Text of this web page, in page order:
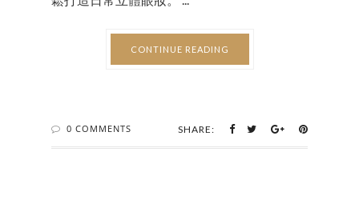
CONTINUE READING
0 COMMENTS SHARE: